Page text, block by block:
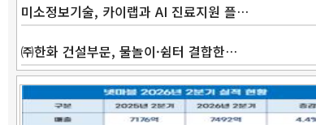
미소정보기술, 카이랩과 AI 진료지원 플…
㈜한화 건설부문, 물놀이·쉼터 결합한…